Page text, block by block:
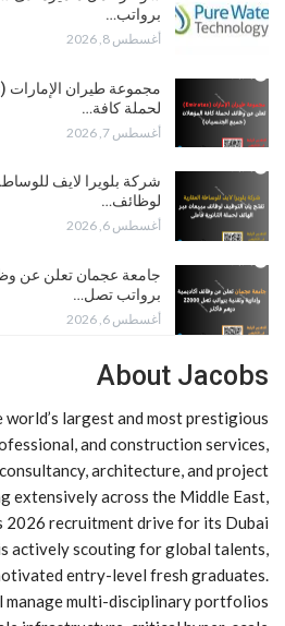
برواتب…
أغسطس 8, 2026
لحملة كافة…
أغسطس 7, 2026
شركة بلويرا لايف
لوظائف…
أغسطس 6, 2026
جامعة عجمان تعلن عن
برواتب تصل…
أغسطس 6, 2026
About Jacobs
world’s largest and most prestigious
and construction services,
architecture, and project
extensively across the Middle East,
2026 recruitment drive for its Dubai
actively scouting for global talents,
entry-level fresh graduates.
manage multi-disciplinary portfolios